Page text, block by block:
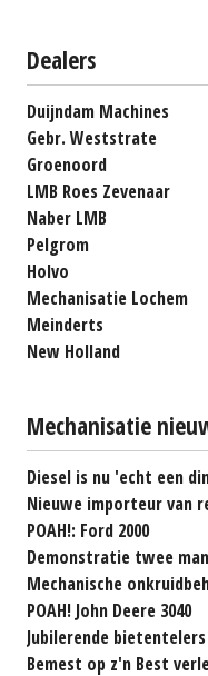
Dealers
Duijndam Machines
Gebr. Weststrate
Groenoord
LMB Roes Zevenaar
Naber LMB
Pelgrom
Holvo
Mechanisatie Lochem
Meinderts
New Holland
Mechanisatie
Diesel is nu 'echt een
Nieuwe importeur van
POAH!: Ford 2000
Demonstratie twee
Mechanische
POAH! John Deere 3040
Jubilerende